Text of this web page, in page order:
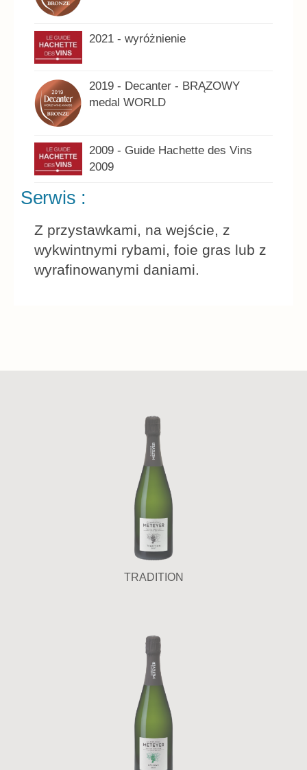
2021 - wyróżnienie
2019 - Decanter - BRĄZOWY
medal WORLD
2009 - Guide Hachette des Vins
2009
Serwis :
Z przystawkami, na wejście, z
wykwintnymi rybami, foie gras lub z
wyrafinowanymi daniami.
TRADITION